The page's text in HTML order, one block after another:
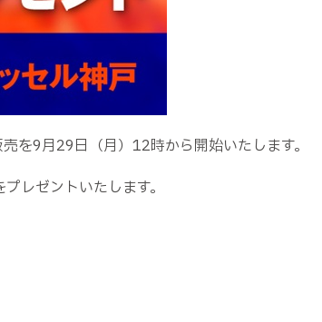
を9月29日（月）12時から開始いたします。
レゼントいたします。